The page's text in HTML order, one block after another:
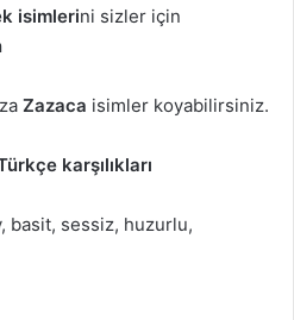
isimlerini sizler için
Zazaca isimler koyabilirsiniz.
karşılıkları
basit, sessiz, huzurlu,